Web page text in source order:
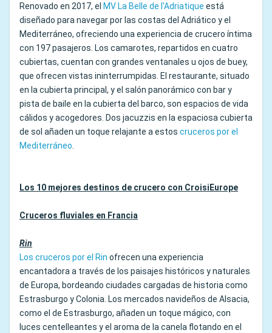
Renovado en 2017, el MV La Belle de l'Adriatique está
diseñado para navegar por las costas del Adriático y el
Mediterráneo, ofreciendo una experiencia de crucero íntima
con 197 pasajeros. Los camarotes, repartidos en cuatro
cubiertas, cuentan con grandes ventanales u ojos de buey,
que ofrecen vistas ininterrumpidas. El restaurante, situado
en la cubierta principal, y el salón panorámico con bar y
pista de baile en la cubierta del barco, son espacios de vida
cálidos y acogedores. Dos jacuzzis en la espaciosa cubierta
de sol añaden un toque relajante a estos cruceros por el
Mediterráneo.
Los 10 mejores destinos de crucero con CroisiEurope
Cruceros fluviales en Francia
Rin
Los cruceros por el Rin ofrecen una experiencia
encantadora a través de los paisajes históricos y naturales
de Europa, bordeando ciudades cargadas de historia como
Estrasburgo y Colonia. Los mercados navideños de Alsacia,
como el de Estrasburgo, añaden un toque mágico, con
luces centelleantes y el aroma de la canela flotando en el